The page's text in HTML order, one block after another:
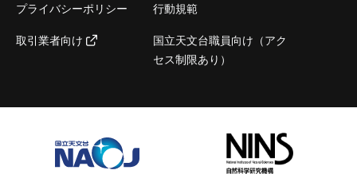
プライバシーポリシー
行動規範
取引業者向け
国立天文台職員向け（アク
セス制限あり）